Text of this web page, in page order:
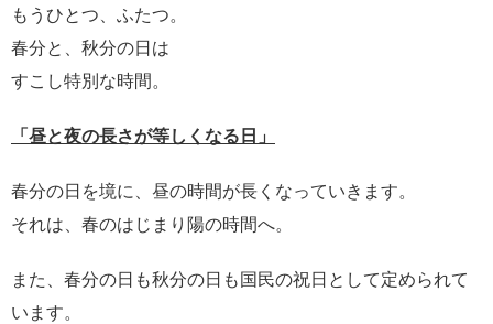
もうひとつ、ふたつ。
春分と、秋分の日は
すこし特別な時間。
「昼と夜の長さが等しくなる日」
春分の日を境に、昼の時間が長くなっていきます。
それは、春のはじまり陽の時間へ。
また、春分の日も秋分の日も国民の祝日として定められて
います。